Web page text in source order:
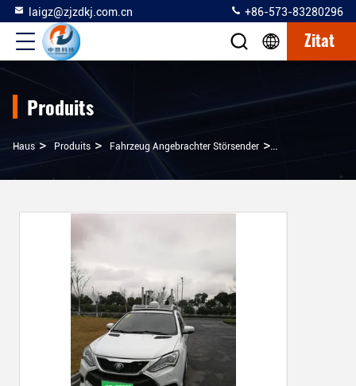
laigz@zjzdkj.com.cn +86-573-83280296
Zitat
Produits
Haus > Produits > Fahrzeug Angebrachter Störsender >